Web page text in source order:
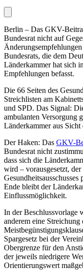
Berlin – Das GKV-
Bundesrat nicht auf
Änderungsempfehlungen
Bundesrats, die dem
Länderkammer hat sich
Empfehlungen befasst.
Die 66 Seiten des
Streichlisten am
und SPD. Das Signal:
ambulanten Versorgung
Länderkammer aus Sicht
Der Haken: Das GKV-
Bundesrat nicht
dass sich die
wird – vorausgesetzt,
Ende bleibt der
Einflussmöglichkeit.
In der Beschlussvorlage
anderem eine
Spargesetz bei der
Obergrenze für den
der jeweils niedrigere
Orientierungswert